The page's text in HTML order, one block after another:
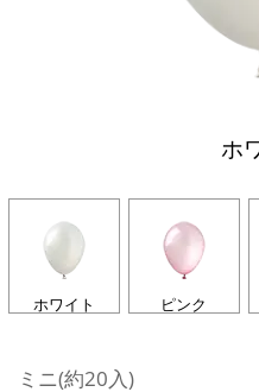
ホ
ホワイト ピンク
ミニ(約20入)